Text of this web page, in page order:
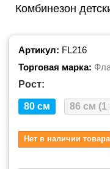
Комбинезон
Артикул: FL216
Торговая марка:
Рост:
80 см 86 см (1
Нет в наличии товара